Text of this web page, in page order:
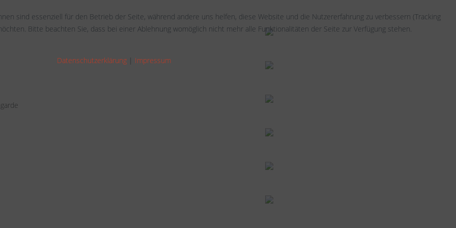
sind essenziell für den Betrieb der Seite, während andere uns helfen, diese Website und die Nutzererfahrung zu verbessern (Tracking
Bitte beachten Sie, dass bei einer Ablehnung womöglich nicht mehr alle Funktionalitäten der Seite zur Verfügung stehen.
Datenschutzerklärung | Impressum